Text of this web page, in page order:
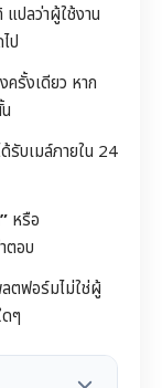
แปลว่าผู้ใช้งาน
ป
ครั้งเดียว หาก
ด้รับเมล์ภายใน 24
หรือ
ตอบ
ตฟอร์มไม่ใช่ผู้
ๆ